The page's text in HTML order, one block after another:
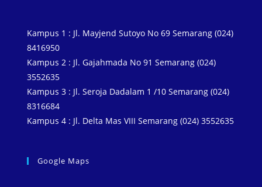
Kampus 1 : Jl. Mayjend Sutoyo No 69 Semarang (024)
8416950
Kampus 2 : Jl. Gajahmada No 91 Semarang (024)
3552635
Kampus 3 : Jl. Seroja Dadalam 1 /10 Semarang (024)
8316684
Kampus 4 : Jl. Delta Mas VIII Semarang (024) 3552635
Google Maps